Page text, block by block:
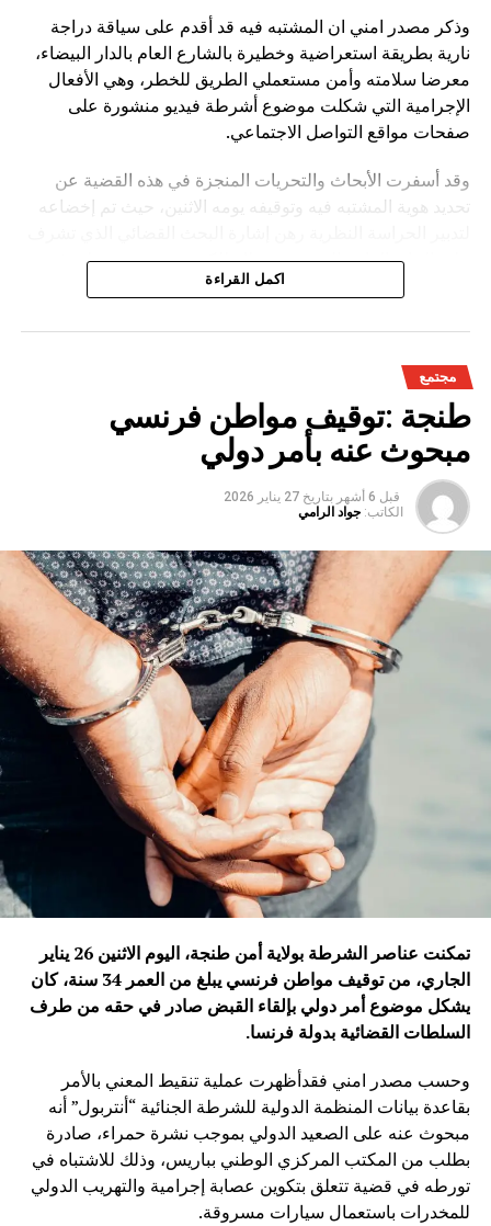
وذكر مصدر امني ان المشتبه فيه قد أقدم على سياقة دراجة
نارية بطريقة استعراضية وخطيرة بالشارع العام بالدار البيضاء،
معرضا سلامته وأمن مستعملي الطريق للخطر، وهي الأفعال
الإجرامية التي شكلت موضوع أشرطة فيديو منشورة على
صفحات مواقع التواصل الاجتماعي.
وقد أسفرت الأبحاث والتحريات المنجزة في هذه القضية عن
تحديد هوية المشتبه فيه وتوقيفه يومه الاثنين، حيث تم إخضاعه
عليه النيابة العامة المختصة، وذلك للكشف عن جميع ظروف
وملابسات وخلفيات هذه القضية، وكذا تحديد كافة
اكمل القراءة
مجتمع
طنجة :توقيف مواطن فرنسي
مبحوث عنه بأمر دولي
قبل 6 أشهر بتاريخ 27 يناير 2026
الكاتب: جواد الرامي
تمكنت عناصر الشرطة بولاية أمن طنجة، اليوم الاثنين 26 يناير
الجاري، من توقيف مواطن فرنسي يبلغ من العمر 34 سنة، كان
يشكل موضوع أمر دولي بإلقاء القبض صادر في حقه من طرف
السلطات القضائية بدولة فرنسا.
وحسب مصدر امني فقدأظهرت عملية تنقيط المعني بالأمر
بقاعدة بيانات المنظمة الدولية للشرطة الجنائية “أنتربول” أنه
مبحوث عنه على الصعيد الدولي بموجب نشرة حمراء، صادرة
بطلب من المكتب المركزي الوطني بباريس، وذلك للاشتباه في
تورطه في قضية تتعلق بتكوين عصابة إجرامية والتهريب الدولي
للمخدرات باستعمال سيارات مسروقة.